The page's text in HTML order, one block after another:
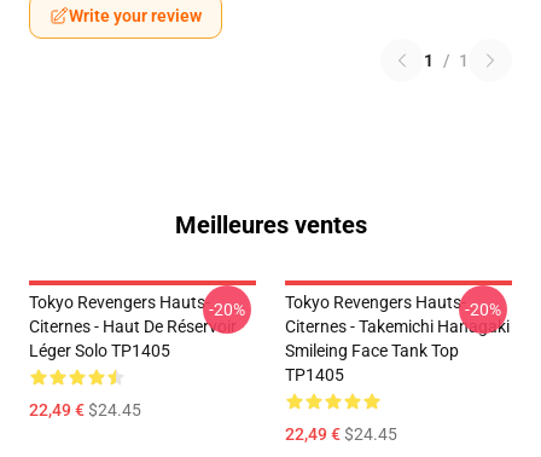
Write your review
1 / 1
Meilleures ventes
Tokyo Revengers Hauts-
Citernes - Haut De Réservoir
Léger Solo TP1405
22,49 €$24.45
-20%
Tokyo Revengers Hauts-
Citernes - Takemichi Hanagaki
Smileing Face Tank Top
TP1405
22,49 €$24.45
-20%